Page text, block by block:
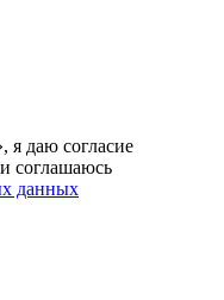
я даю согласие
и соглашаюсь
данных